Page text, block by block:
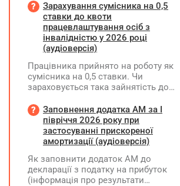
Зарахування сумісника на 0,5
ставки до квоти
працевлаштування осіб з
інвалідністю у 2026 році
(аудіоверсія)
Працівника прийнято на роботу як
сумісника на 0,5 ставки. Чи
зараховується така зайнятість до
осіб з інвалідністю відповідно до
вимог законодавства?
Заповнення додатка АМ за І
півріччя 2026 року при
застосуванні прискореної
амортизації (аудіоверсія)
Як заповнити додаток АМ до
декларації з податку на прибуток
(інформація про результати